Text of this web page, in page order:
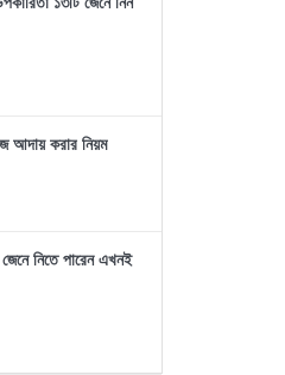
আদায় করার নিয়ম
জেনে নিতে পারেন এখনই